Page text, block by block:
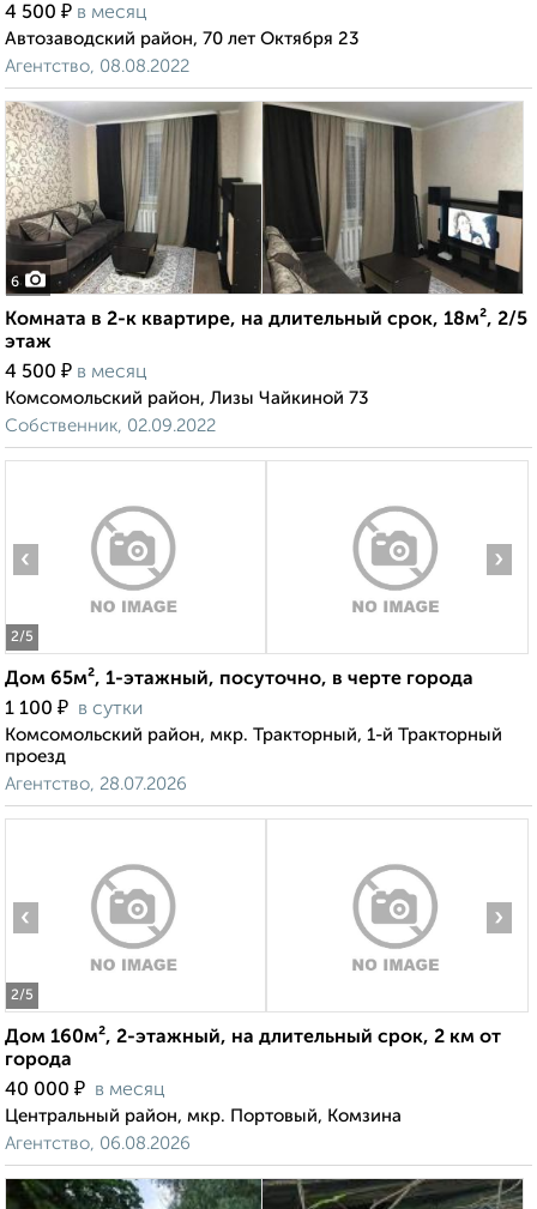
4 500 ₽ в месяц
Автозаводский район, 70 лет Октября 23
Агентство, 08.08.2022
6
Комната в 2-к квартире, на длительный срок, 18м², 2/5
этаж
4 500 ₽ в месяц
Комсомольский район, Лизы Чайкиной 73
Собственник, 02.09.2022
2/5
‹ ›
Дом 65м², 1-этажный, посуточно, в черте города
1 100 ₽ в сутки
Комсомольский район, мкр. Тракторный, 1-й Тракторный
проезд
Агентство, 28.07.2026
2/5
‹ ›
Дом 160м², 2-этажный, на длительный срок, 2 км от
города
40 000 ₽ в месяц
Центральный район, мкр. Портовый, Комзина
Агентство, 06.08.2026